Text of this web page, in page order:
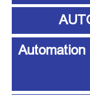
آموزش اتوماسیون صنعتی Automation